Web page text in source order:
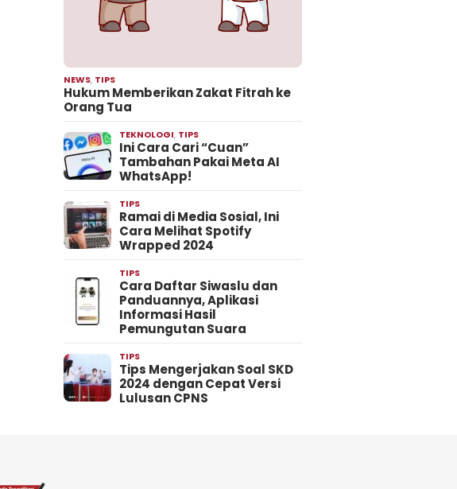
NEWS, TIPS
Hukum Memberikan Zakat Fitrah ke
Orang Tua
TEKNOLOGI, TIPS
Ini Cara Cari “Cuan”
Tambahan Pakai Meta AI
WhatsApp!
TIPS
Ramai di Media Sosial, Ini
Cara Melihat Spotify
Wrapped 2024
TIPS
Cara Daftar Siwaslu dan
Panduannya, Aplikasi
Informasi Hasil
Pemungutan Suara
TIPS
Tips Mengerjakan Soal SKD
2024 dengan Cepat Versi
Lulusan CPNS